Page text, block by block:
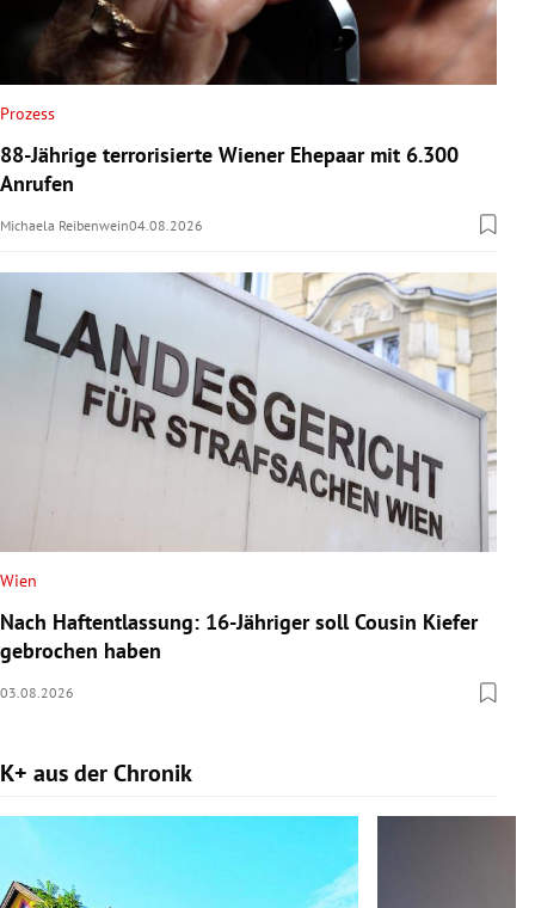
Prozess
88-Jährige terrorisierte Wiener Ehepaar mit 6.300
Anrufen
Michaela Reibenwein04.08.2026
Wien
Nach Haftentlassung: 16-Jähriger soll Cousin Kiefer
gebrochen haben
03.08.2026
K+ aus der Chronik
Slide 1 von 9